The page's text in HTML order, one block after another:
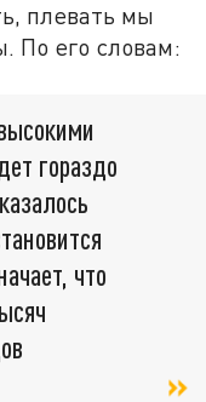
плевать мы
По его словам:
гораздо
что